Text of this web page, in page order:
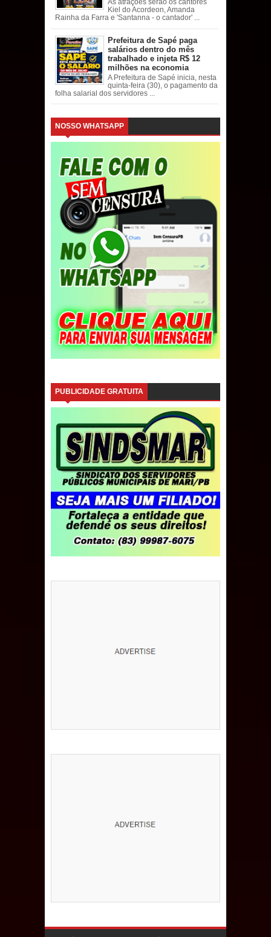
As atrações serão os cantores
Kiel do Acordeon, Amanda
Rainha da Farra e 'Santanna - o cantador' ...
Prefeitura de Sapé paga
salários dentro do mês
trabalhado e injeta R$ 12
milhões na economia
A Prefeitura de Sapé inicia, nesta
quinta-feira (30), o pagamento da
folha salarial dos servidores ...
NOSSO WHATSAPP
PUBLICIDADE GRATUITA